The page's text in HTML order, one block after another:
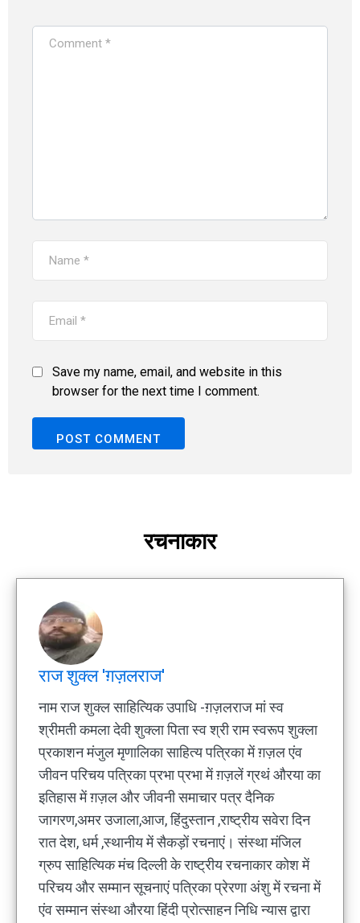
Save my name, email, and website in this
browser for the next time I comment.
रचनाकार
राज शुक्ल 'ग़ज़लराज'
नाम राज शुक्ल साहित्यिक उपाधि -ग़ज़लराज मां स्व
श्रीमती कमला देवी शुक्ला पिता स्व श्री राम स्वरूप शुक्ला
प्रकाशन मंजुल मृणालिका साहित्य पत्रिका में ग़ज़ल एंव
जीवन परिचय पत्रिका प्रभा प्रभा में ग़ज़लें ग्रथं औरया का
इतिहास में ग़ज़ल और जीवनी समाचार पत्र दैनिक
जागरण,अमर उजाला,आज, हिंदुस्तान ,राष्ट्रीय सवेरा दिन
रात देश, धर्म ,स्थानीय में सैकड़ों रचनाएं। संस्था मंजिल
ग्रुप साहित्यिक मंच दिल्ली के राष्ट्रीय रचनाकार कोश में
परिचय और सम्मान सूचनाएं पत्रिका प्रेरणा अंशु में रचना में
एंव सम्मान संस्था औरया हिंदी प्रोत्साहन निधि न्यास द्वारा